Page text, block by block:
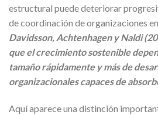
estructural puede deteriorar
de coordinación de organizaciones
Davidsson, Achtenhagen y Naldi
que el crecimiento sostenible
tamaño rápidamente y más de
organizacionales capaces de
Aquí aparece una distinción